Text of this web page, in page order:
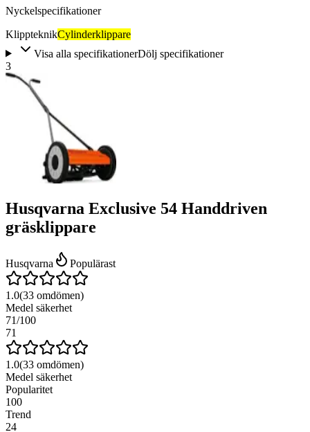
Nyckelspecifikationer
KlippteknikCylinderklippare
Visa alla specifikationerDölj specifikationer
3
Husqvarna Exclusive 54 Handdriven
gräsklippare
Husqvarna Populärast
1.0(33 omdömen)
Medel säkerhet
71/100
71
1.0(33 omdömen)
Medel säkerhet
Popularitet
100
Trend
24